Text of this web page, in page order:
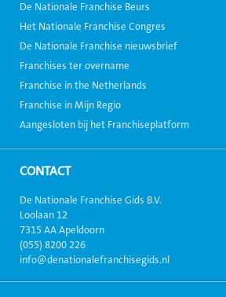
De Nationale Franchise Beurs
Het Nationale Franchise Congres
De Nationale Franchise nieuwsbrief
Franchises ter overname
Franchise in the Netherlands
Franchise in Mijn Regio
Aangesloten bij het Franchiseplatform
CONTACT
De Nationale Franchise Gids B.V.
Loolaan 12
7315 AA Apeldoorn
(055) 8200 226
info@denationalefranchisegids.nl